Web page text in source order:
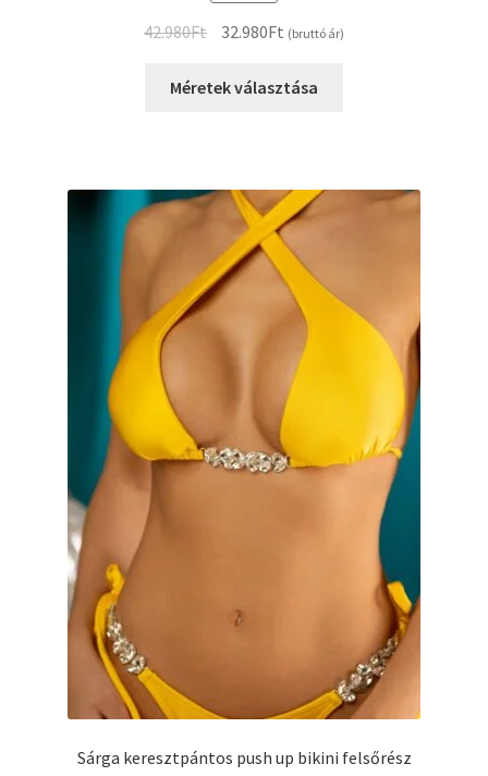
42.980Ft
Original
was:
32.980FtCurrent
is:
(bruttó ár)
Méretek választása
Sárga keresztpántos push up bikini felsőrész